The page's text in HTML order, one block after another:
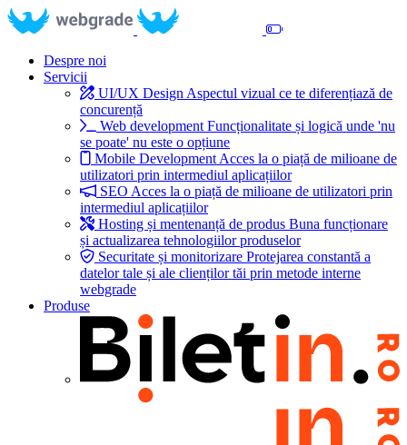
Despre noi
Servicii
UI/UX Design Aspectul vizual ce te diferențiază de
concurență
Web development Funcționalitate și logică unde 'nu
se poate' nu este o opțiune
Mobile Development Acces la o piață de milioane de
utilizatori prin intermediul aplicațiilor
SEO Acces la o piață de milioane de utilizatori prin
intermediul aplicațiilor
Hosting și mentenanță de produs Buna funcționare
și actualizarea tehnologiilor produselor
Securitate și monitorizare Protejarea constantă a
datelor tale și ale clienților tăi prin metode interne
webgrade
Produse